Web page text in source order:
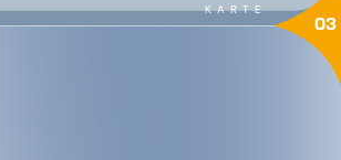
KARTE 03